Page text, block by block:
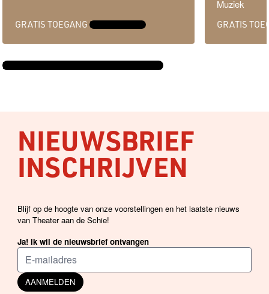
GRATIS TOEGANG MEER INFO →
Muziek
GRATIS
BEKIJK DE VOLLEDIGE AGENDA →
NIEUWSBRIEF
INSCHRIJVEN
Blijf op de hoogte van onze voorstellingen en het laatste nieuws
van Theater aan de Schie!
Ja! Ik wil de nieuwsbrief ontvangen
AANMELDEN